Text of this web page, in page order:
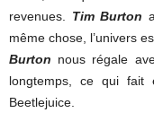
revenues. Tim Burton
même chose, l’univers
Burton nous régale
longtemps, ce qui fait
Beetlejuice.